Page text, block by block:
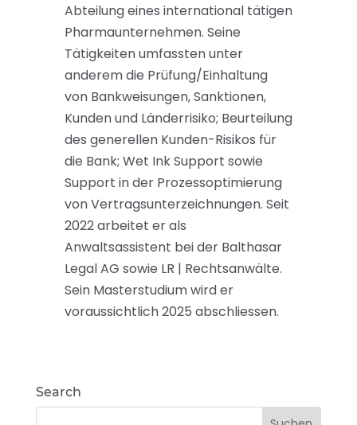
Abteilung eines international tätigen
Pharmaunternehmen. Seine
Tätigkeiten umfassten unter
anderem die Prüfung/Einhaltung
von Bankweisungen, Sanktionen,
Kunden und Länderrisiko; Beurteilung
des generellen Kunden-Risikos für
die Bank; Wet Ink Support sowie
Support in der Prozessoptimierung
von Vertragsunterzeichnungen. Seit
2022 arbeitet er als
Anwaltsassistent bei der Balthasar
Legal AG sowie LR | Rechtsanwälte.
Sein Masterstudium wird er
voraussichtlich 2025 abschliessen.
Search